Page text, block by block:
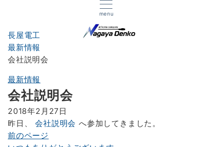
menu
長屋電工
最新情報
会社説明会
最新情報
会社説明会
2018年2月27日
昨日、会社説明会 へ参加してきました。
投
前のページ